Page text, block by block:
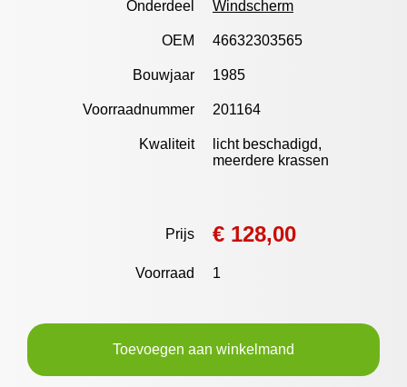
Onderdeel Windscherm
OEM 46632303565
Bouwjaar 1985
Voorraadnummer 201164
Kwaliteit
licht beschadigd,
meerdere krassen
Prijs € 128,00
Voorraad 1
Toevoegen aan winkelmand